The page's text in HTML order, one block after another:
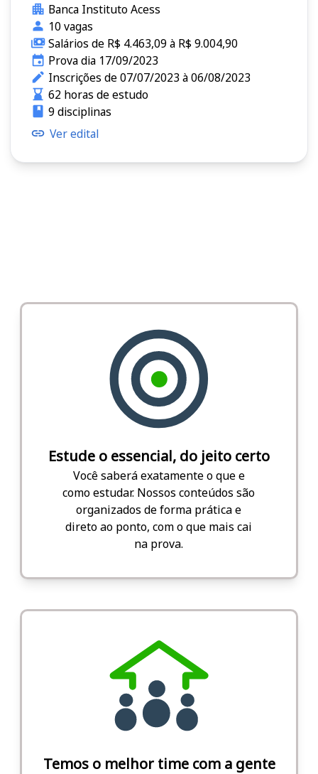
Banca Instituto Acess
10 vagas
Salários de R$ 4.463,09 à R$ 9.004,90
Prova dia 17/09/2023
Inscrições de 07/07/2023 à 06/08/2023
62 horas de estudo
9 disciplinas
Ver edital
Estude o essencial, do jeito certo
Você saberá exatamente o que e
como estudar. Nossos conteúdos são
organizados de forma prática e
direto ao ponto, com o que mais cai
na prova.
Temos o melhor time com a gente